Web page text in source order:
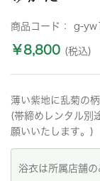
商品コード： g-
￥8,800 (税込)
薄い紫地に乱菊の
(帯締めレンタル別
願いいたします。)
浴衣は所属店舗の